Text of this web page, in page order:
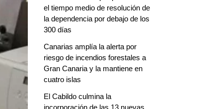
el tiempo medio de resolución de
la dependencia por debajo de los
300 días
Canarias amplía la alerta por
riesgo de incendios forestales a
Gran Canaria y la mantiene en
cuatro islas
El Cabildo culmina la
incorporación de las 13 nuevas